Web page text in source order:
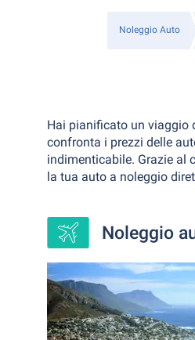
Noleggio Auto
Hai pianificato un viaggio
confronta i prezzi delle
indimenticabile. Grazie al
la tua auto a noleggio
Noleggio